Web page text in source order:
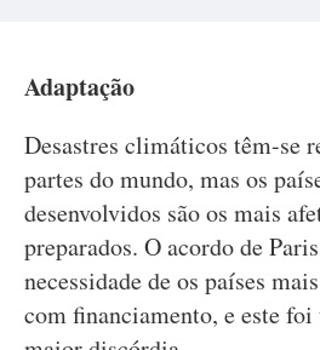
Adaptação
Desastres climáticos têm-se
partes do mundo, mas os
desenvolvidos são os mais
preparados. O acordo de
necessidade de os países
com financiamento, e este foi